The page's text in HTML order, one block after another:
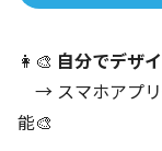
👩‍🎨 自分でデザ
→ スマホアプリ
能🎨